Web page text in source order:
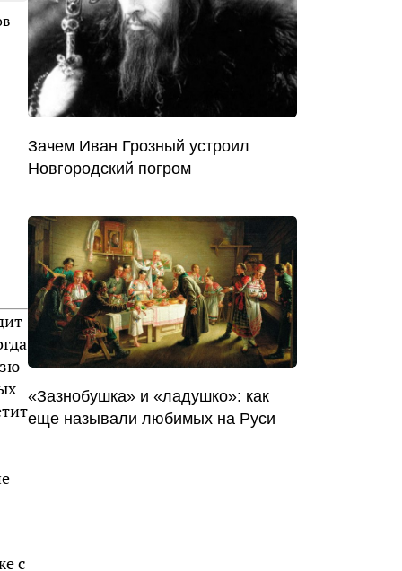
с
Зачем Иван Грозный устроил
Новгородский погром
«Зазнобушка» и «ладушко»: как
еще называли любимых на Руси